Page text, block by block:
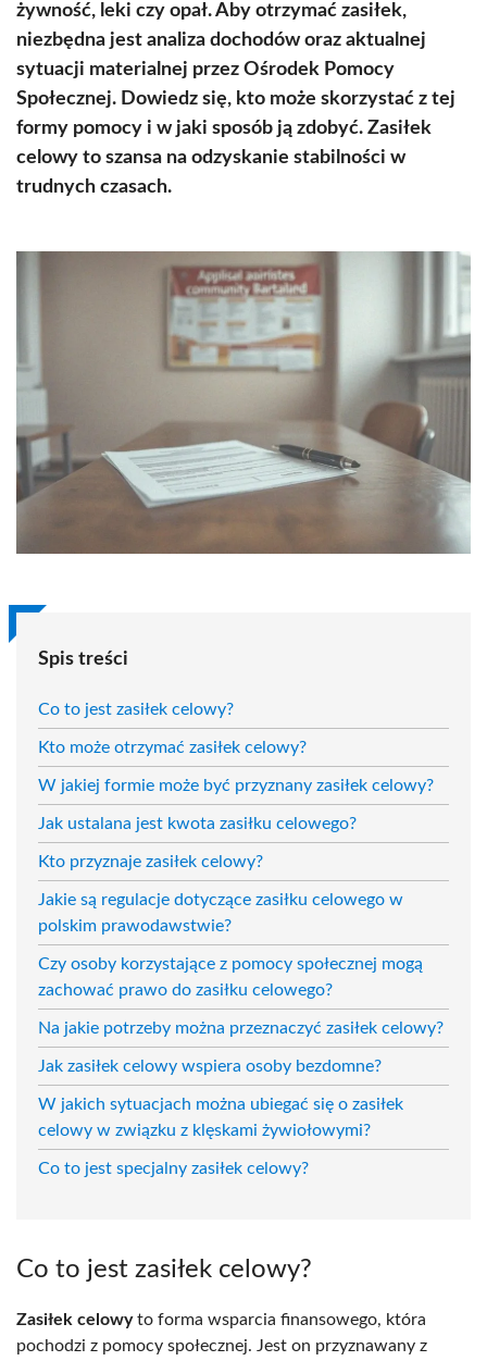
żywność, leki czy opał. Aby otrzymać zasiłek,
niezbędna jest analiza dochodów oraz aktualnej
sytuacji materialnej przez Ośrodek Pomocy
Społecznej. Dowiedz się, kto może skorzystać z tej
formy pomocy i w jaki sposób ją zdobyć. Zasiłek
celowy to szansa na odzyskanie stabilności w
trudnych czasach.
Spis treści
Co to jest zasiłek celowy?
Kto może otrzymać zasiłek celowy?
W jakiej formie może być przyznany zasiłek celowy?
Jak ustalana jest kwota zasiłku celowego?
Kto przyznaje zasiłek celowy?
Jakie są regulacje dotyczące zasiłku celowego w
polskim prawodawstwie?
Czy osoby korzystające z pomocy społecznej mogą
zachować prawo do zasiłku celowego?
Na jakie potrzeby można przeznaczyć zasiłek celowy?
Jak zasiłek celowy wspiera osoby bezdomne?
W jakich sytuacjach można ubiegać się o zasiłek
celowy w związku z klęskami żywiołowymi?
Co to jest specjalny zasiłek celowy?
Co to jest zasiłek celowy?
Zasiłek celowyto forma wsparcia finansowego, która
pochodzi z pomocy społecznej. Jest on przyznawany z